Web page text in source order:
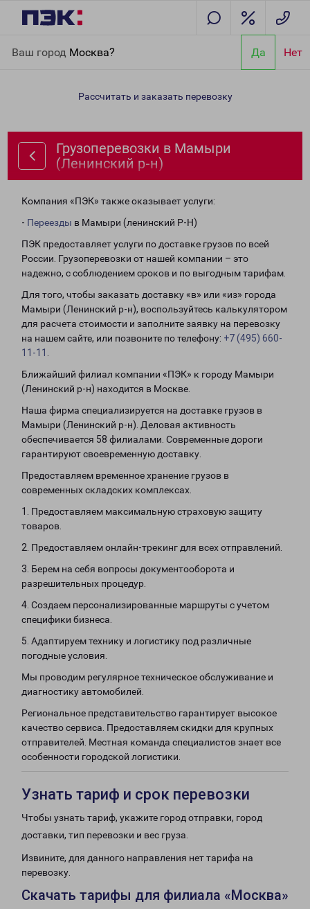
Ваш город Москва? Да Нет
р-н)
Рассчитать и заказать перевозку
Грузоперевозки в Мамыри
(Ленинский р-н)
Компания «ПЭК» также оказывает услуги:
- Переезды в Мамыри (ленинский Р-Н)
ПЭК предоставляет услуги по доставке грузов по всей
России. Грузоперевозки от нашей компании – это
надежно, с соблюдением сроков и по выгодным тарифам.
Для того, чтобы заказать доставку «в» или «из» города
Мамыри (Ленинский р-н), воспользуйтесь калькулятором
для расчета стоимости и заполните заявку на перевозку
на нашем сайте, или позвоните по телефону: +7 (495) 660-
11-11
Ближайший филиал компании «ПЭК» к городу Мамыри
(Ленинский р-н) находится в Москве.
Наша фирма специализируется на доставке грузов в
Мамыри (Ленинский р-н). Деловая активность
обеспечивается 58 филиалами. Современные дороги
гарантируют своевременную доставку.
Предоставляем временное хранение грузов в
современных складских комплексах.
1. Предоставляем максимальную страховую защиту
товаров.
2. Предоставляем онлайн-трекинг для всех отправлений.
3. Берем на себя вопросы документооборота и
разрешительных процедур.
4. Создаем персонализированные маршруты с учетом
специфики бизнеса.
5. Адаптируем технику и логистику под различные
погодные условия.
Мы проводим регулярное техническое обслуживание и
диагностику автомобилей.
Региональное представительство гарантирует высокое
качество сервиса. Предоставляем скидки для крупных
отправителей. Местная команда специалистов знает все
особенности городской логистики.
Узнать тариф и срок перевозки
Чтобы узнать тариф, укажите город отправки, город
доставки, тип перевозки и вес груза.
Извините, для данного направления нет тарифа на
перевозку.
Скачать тарифы для филиала «Москва»